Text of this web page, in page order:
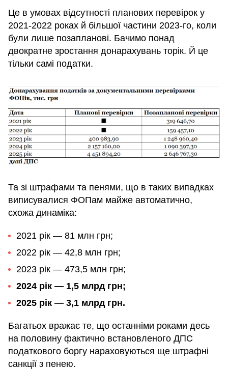
Це в умовах відсутності планових перевірок у
2021-2022 роках й більшої частини 2023-го, коли
були лише позапланові. Бачимо понад
двократне зростання донарахувань торік. Й це
тільки самі податки.
Та зі штрафами та пенями, що в таких випадках
виписувалися ФОПам майже автоматично,
схожа динаміка:
2021 рік — 81 млн грн;
2022 рік — 42,8 млн грн;
2023 рік — 473,5 млн грн;
2024 рік — 1,5 млрд грн;
2025 рік — 3,1 млрд грн.
Багатьох вражає те, що останніми роками десь
на половину фактично встановленого ДПС
податкового боргу нараховуються ще штрафні
санкції з пенею.